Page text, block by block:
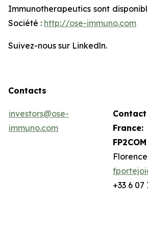
Immunotherapeutics sont
Société : http://ose-immuno.com
Suivez-nous sur Linkedln.
Contacts
investors@ose-
immuno.com
Contact
France:
FP2COM
+33 6 07